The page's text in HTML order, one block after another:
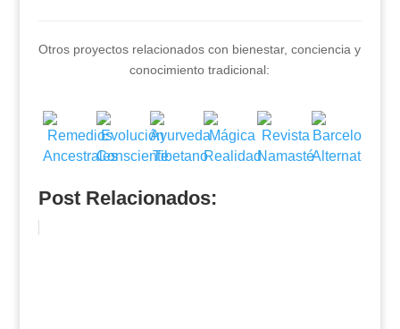
Otros proyectos relacionados con bienestar, conciencia y
conocimiento tradicional:
Post Relacionados: